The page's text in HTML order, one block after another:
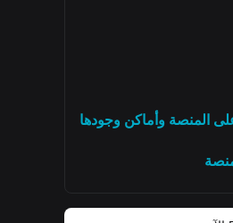
المنصة وأماكن وجودها